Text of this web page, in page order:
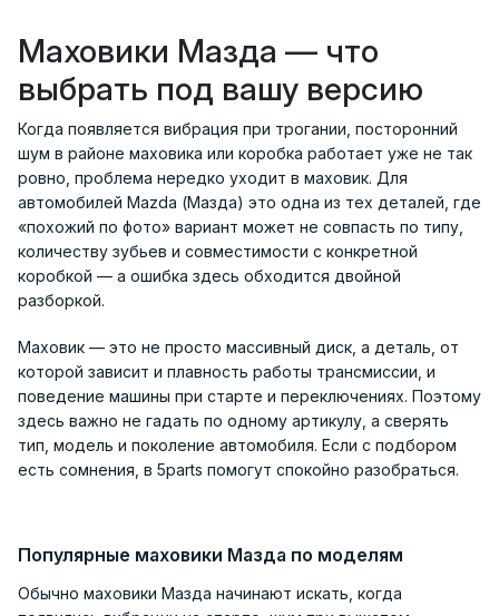
Маховики Мазда — что
выбрать под вашу версию
Когда появляется вибрация при трогании, посторонний
шум в районе маховика или коробка работает уже не так
ровно, проблема нередко уходит в маховик. Для
автомобилей Mazda (Мазда) это одна из тех деталей, где
«похожий по фото» вариант может не совпасть по типу,
количеству зубьев и совместимости с конкретной
коробкой — а ошибка здесь обходится двойной
разборкой.
Маховик — это не просто массивный диск, а деталь, от
которой зависит и плавность работы трансмиссии, и
поведение машины при старте и переключениях. Поэтому
здесь важно не гадать по одному артикулу, а сверять
тип, модель и поколение автомобиля. Если с подбором
есть сомнения, в 5parts помогут спокойно разобраться.
Популярные маховики Мазда по моделям
Обычно маховики Мазда начинают искать, когда